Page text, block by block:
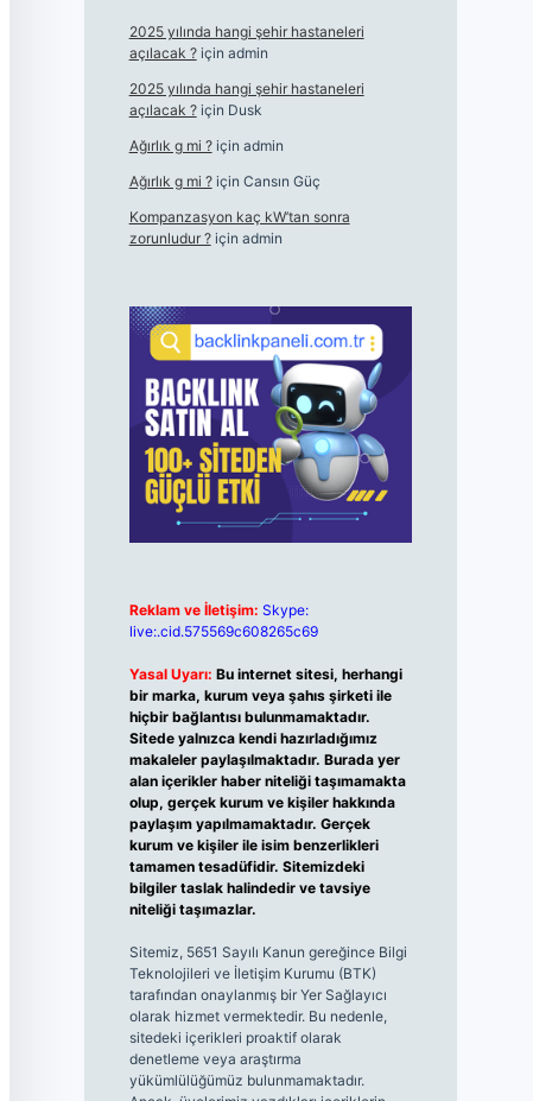
2025 yılında hangi şehir hastaneleri
açılacak ?için admin
2025 yılında hangi şehir hastaneleri
açılacak ?için Dusk
Ağırlık g mi ?için admin
Ağırlık g mi ?için Cansın Güç
Kompanzasyon kaç kW’tan sonra
zorunludur ?için admin
Reklam ve İletişim: Skype:
live:.cid.575569c608265c69
Yasal Uyarı: Bu internet sitesi, herhangi
bir marka, kurum veya şahıs şirketi ile
hiçbir bağlantısı bulunmamaktadır.
Sitede yalnızca kendi hazırladığımız
makaleler paylaşılmaktadır. Burada yer
alan içerikler haber niteliği taşımamakta
olup, gerçek kurum ve kişiler hakkında
paylaşım yapılmamaktadır. Gerçek
kurum ve kişiler ile isim benzerlikleri
tamamen tesadüfidir. Sitemizdeki
bilgiler taslak halindedir ve tavsiye
niteliği taşımazlar.
Sitemiz, 5651 Sayılı Kanun gereğince Bilgi
Teknolojileri ve İletişim Kurumu (BTK)
tarafından onaylanmış bir Yer Sağlayıcı
olarak hizmet vermektedir. Bu nedenle,
sitedeki içerikleri proaktif olarak
denetleme veya araştırma
yükümlülüğümüz bulunmamaktadır.